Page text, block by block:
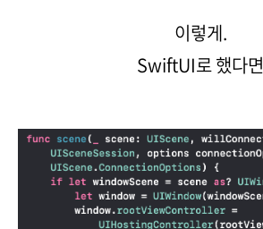
이렇게.
SwiftUI로 했다면